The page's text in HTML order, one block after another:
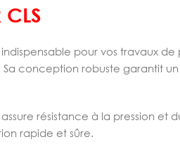
CLS
pour vos travaux
conception robuste garantit
résistance à la pression
rapide et sûre.